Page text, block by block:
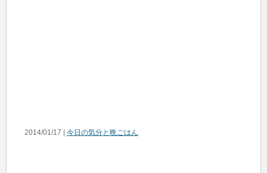
2014/01/17 | 今日の気分と晩ごはん